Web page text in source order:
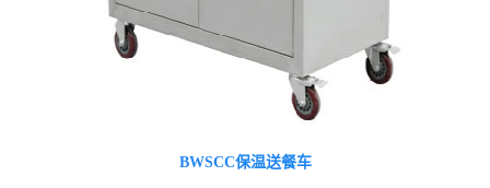
BWSCC保温送餐车